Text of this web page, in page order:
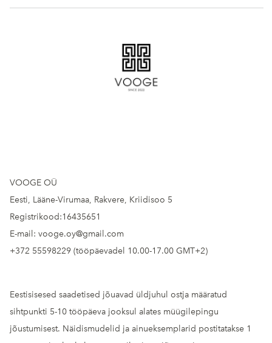
VOOGE OÜ
Eesti, Lääne-Virumaa, Rakvere, Kriidisoo 5
Registrikood:16435651
E-mail: vooge.oy@gmail.com
+372 55598229 (tööpäevadel 10.00-17.00 GMT+2)
Eestisisesed saadetised jõuavad üldjuhul ostja määratud
sihtpunkti 5-10 tööpäeva jooksul alates müügilepingu
jõustumisest. Näidismudelid ja ainueksemplarid postitatakse 1